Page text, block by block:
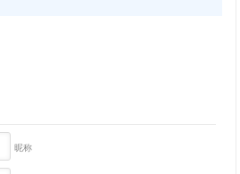
昵称